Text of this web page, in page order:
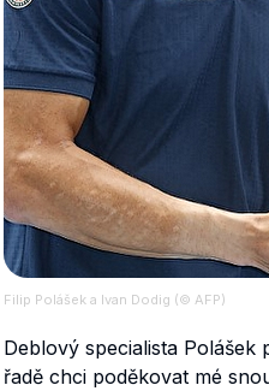
Filip Polášek a Ivan Dodig (© AFP)
Deblový specialista
řadě chci poděkovat mé